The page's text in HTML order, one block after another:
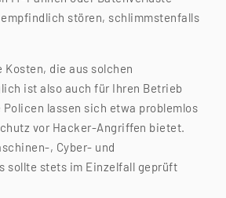
stören, schlimmstenfalls
die aus solchen
ist also auch für Ihren Betrieb
lassen sich etwa problemlos
vor Hacker-Angriffen bietet.
, Cyber- und
sollte stets im Einzelfall geprüft